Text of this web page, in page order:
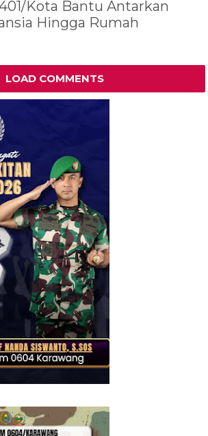
Kota Bantu Antarkan
Hingga Rumah
LOAD COMMENTS